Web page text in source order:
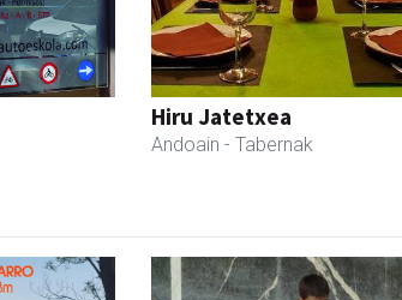
Hiru Jatetxea
Andoain - Tabernak